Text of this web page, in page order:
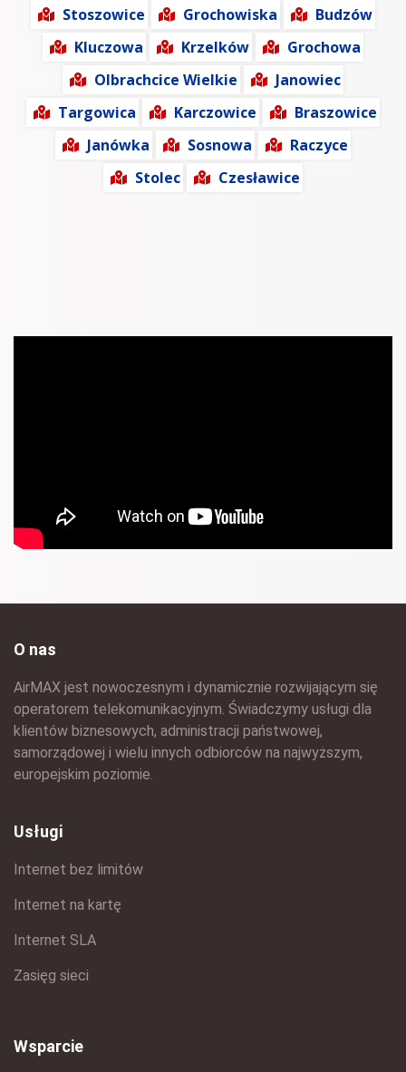
Stoszowice
Grochowiska
Budzów
Kluczowa
Krzelków
Grochowa
Olbrachcice Wielkie
Janowiec
Targowica
Karczowice
Braszowice
Janówka
Sosnowa
Raczyce
Stolec
Czesławice
O nas
AirMAX jest nowoczesnym i dynamicznie rozwijającym się
operatorem telekomunikacyjnym. Świadczymy usługi dla
klientów biznesowych, administracji państwowej,
samorządowej i wielu innych odbiorców na najwyższym,
europejskim poziomie.
Usługi
Internet bez limitów
Internet na kartę
Internet SLA
Zasięg sieci
Wsparcie